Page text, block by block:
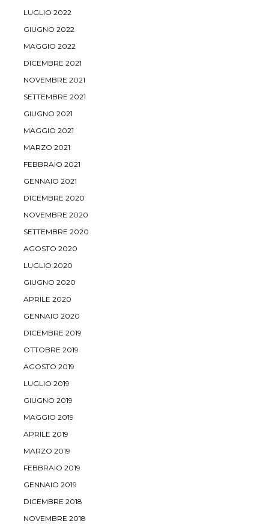
LUGLIO 2022
GIUGNO 2022
MAGGIO 2022
DICEMBRE 2021
NOVEMBRE 2021
SETTEMBRE 2021
GIUGNO 2021
MAGGIO 2021
MARZO 2021
FEBBRAIO 2021
GENNAIO 2021
DICEMBRE 2020
NOVEMBRE 2020
SETTEMBRE 2020
AGOSTO 2020
LUGLIO 2020
GIUGNO 2020
APRILE 2020
GENNAIO 2020
DICEMBRE 2019
OTTOBRE 2019
AGOSTO 2019
LUGLIO 2019
GIUGNO 2019
MAGGIO 2019
APRILE 2019
MARZO 2019
FEBBRAIO 2019
GENNAIO 2019
DICEMBRE 2018
NOVEMBRE 2018